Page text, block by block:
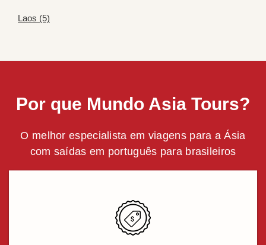
Laos (5)
Por que Mundo Asia Tours?
O melhor especialista em viagens para a Ásia
com saídas em português para brasileiros